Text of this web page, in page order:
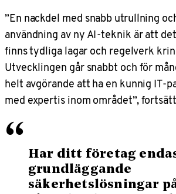
”En nackdel med snabb utrullning
användning av ny AI-teknik är att
finns tydliga lagar och regelverk
Utvecklingen går snabbt och för
helt avgörande att ha en kunnig IT-
med expertis inom området”,
“ Har ditt företag
grundläggande
säkerhetslösningar